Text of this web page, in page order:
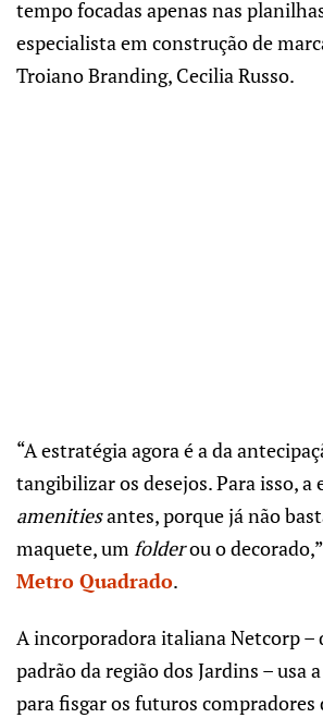
tempo focadas apenas nas
especialista em construção de
Troiano Branding, Cecilia Russo.
“A estratégia agora é a da
tangibilizar os desejos. Para isso, a
amenitiesantes, porque já não
maquete, umfolderou o
Metro Quadrado.
A incorporadora italiana Netcorp –
padrão da região dos Jardins – usa
para fisgar os futuros